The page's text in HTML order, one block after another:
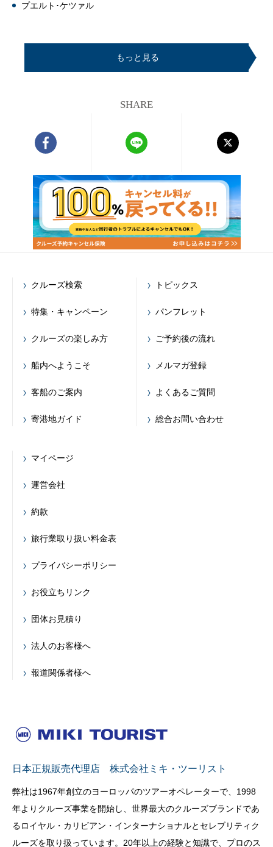
プエルト･ケツァル
もっと見る
SHARE
クルーズ検索
特集・キャンペーン
クルーズの楽しみ方
船内へようこそ
客船のご案内
寄港地ガイド
トピックス
パンフレット
ご予約後の流れ
メルマガ登録
よくあるご質問
総合お問い合わせ
マイページ
運営会社
約款
旅行業取り扱い料金表
プライバシーポリシー
お役立ちリンク
団体お見積り
法人のお客様へ
報道関係者様へ
日本正規販売代理店 株式会社ミキ・ツーリスト
弊社は1967年創立のヨーロッパのツアーオペレーターで、1998
年よりクルーズ事業を開始し、世界最大のクルーズブランドであ
るロイヤル・カリビアン・インターナショナルとセレブリティク
ルーズを取り扱っています。20年以上の経験と知識で、プロのス